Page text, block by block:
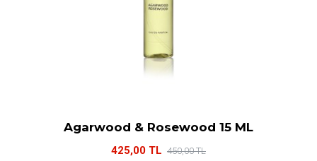
Agarwood & Rosewood 15 ML
425,00 TL 450,00 TL